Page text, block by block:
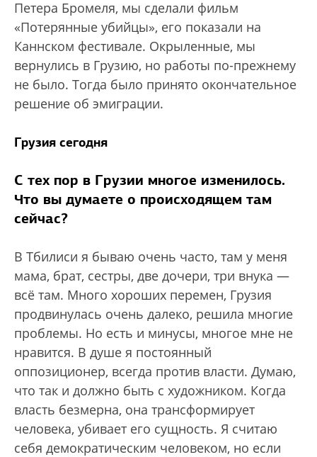
Петера Бромеля, мы сделали фильм
«Потерянные убийцы», его показали на
Каннском фестивале. Окрыленные, мы
вернулись в Грузию, но работы по-прежнему
не было. Тогда было принято окончательное
решение об эмиграции.
Грузия сегодня
С тех пор в Грузии многое изменилось.
Что вы думаете о происходящем там
сейчас?
В Тбилиси я бываю очень часто, там у меня
мама, брат, сестры, две дочери, три внука —
всё там. Много хороших перемен, Грузия
продвинулась очень далеко, решила многие
проблемы. Но есть и минусы, многое мне не
нравится. В душе я постоянный
оппозиционер, всегда против власти. Думаю,
что так и должно быть с художником. Когда
власть безмерна, она трансформирует
человека, убивает его сущность. Я считаю
себя демократическим человеком, но если